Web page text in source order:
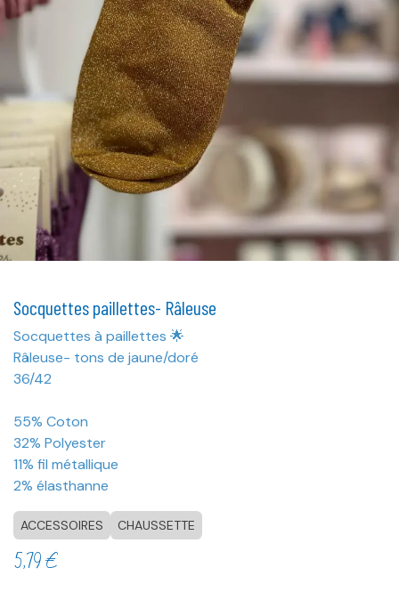
Socquettes paillettes- Râleuse
Socquettes à paillettes 🌟
Râleuse- tons de jaune/doré
36/42
55% Coton
32% Polyester
11% fil métallique
2% élasthanne
ACCESSOIRES CHAUSSETTE
5,79€